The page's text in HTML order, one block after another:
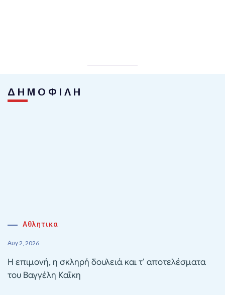
ΔΗΜΟΦΙΛΗ
Αθλητικα
Αυγ 2, 2026
Η επιμονή, η σκληρή δουλειά και τ’ αποτελέσματα
του Βαγγέλη Καΐκη